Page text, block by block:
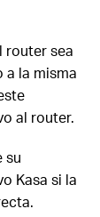
router sea
la misma
al router.
su
Kasa si la